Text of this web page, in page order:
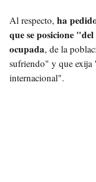
Al respecto, ha
que se posicione
ocupada, de la
sufriendo" y que
internacional".